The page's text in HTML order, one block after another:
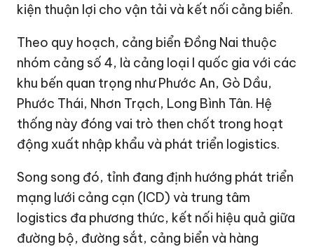
kiện thuận lợi cho vận tải và kết nối cảng biển.
Theo quy hoạch, cảng biển Đồng Nai thuộc
nhóm cảng số 4, là cảng loại I quốc gia với các
khu bến quan trọng như Phước An, Gò Dầu,
Phước Thái, Nhơn Trạch, Long Bình Tân. Hệ
thống này đóng vai trò then chốt trong hoạt
động xuất nhập khẩu và phát triển logistics.
Song song đó, tỉnh đang định hướng phát triển
mạng lưới cảng cạn (ICD) và trung tâm
logistics đa phương thức, kết nối hiệu quả giữa
đường bộ, đường sắt, cảng biển và hàng